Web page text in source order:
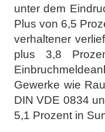
unter dem
Plus von 6,5
verhaltener
plus 3,8
Gewerke wie
DIN VDE 0834
5,1 Prozent in